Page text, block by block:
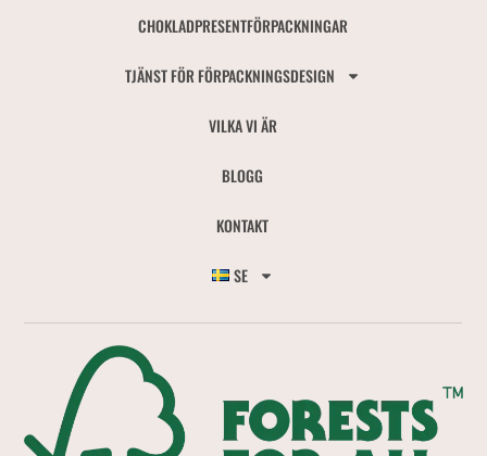
CHOKLADPRESENTFÖRPACKNINGAR
TJÄNST FÖR FÖRPACKNINGSDESIGN
VILKA VI ÄR
BLOGG
KONTAKT
SE